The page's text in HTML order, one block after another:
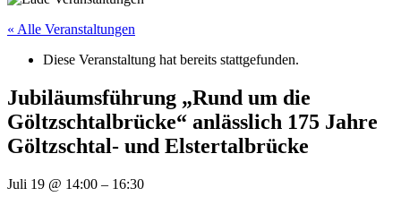
« Alle Veranstaltungen
Diese Veranstaltung hat bereits stattgefunden.
Jubiläumsführung „Rund um die
Göltzschtalbrücke“ anlässlich 175 Jahre
Göltzschtal- und Elstertalbrücke
Juli 19 @ 14:00 – 16:30